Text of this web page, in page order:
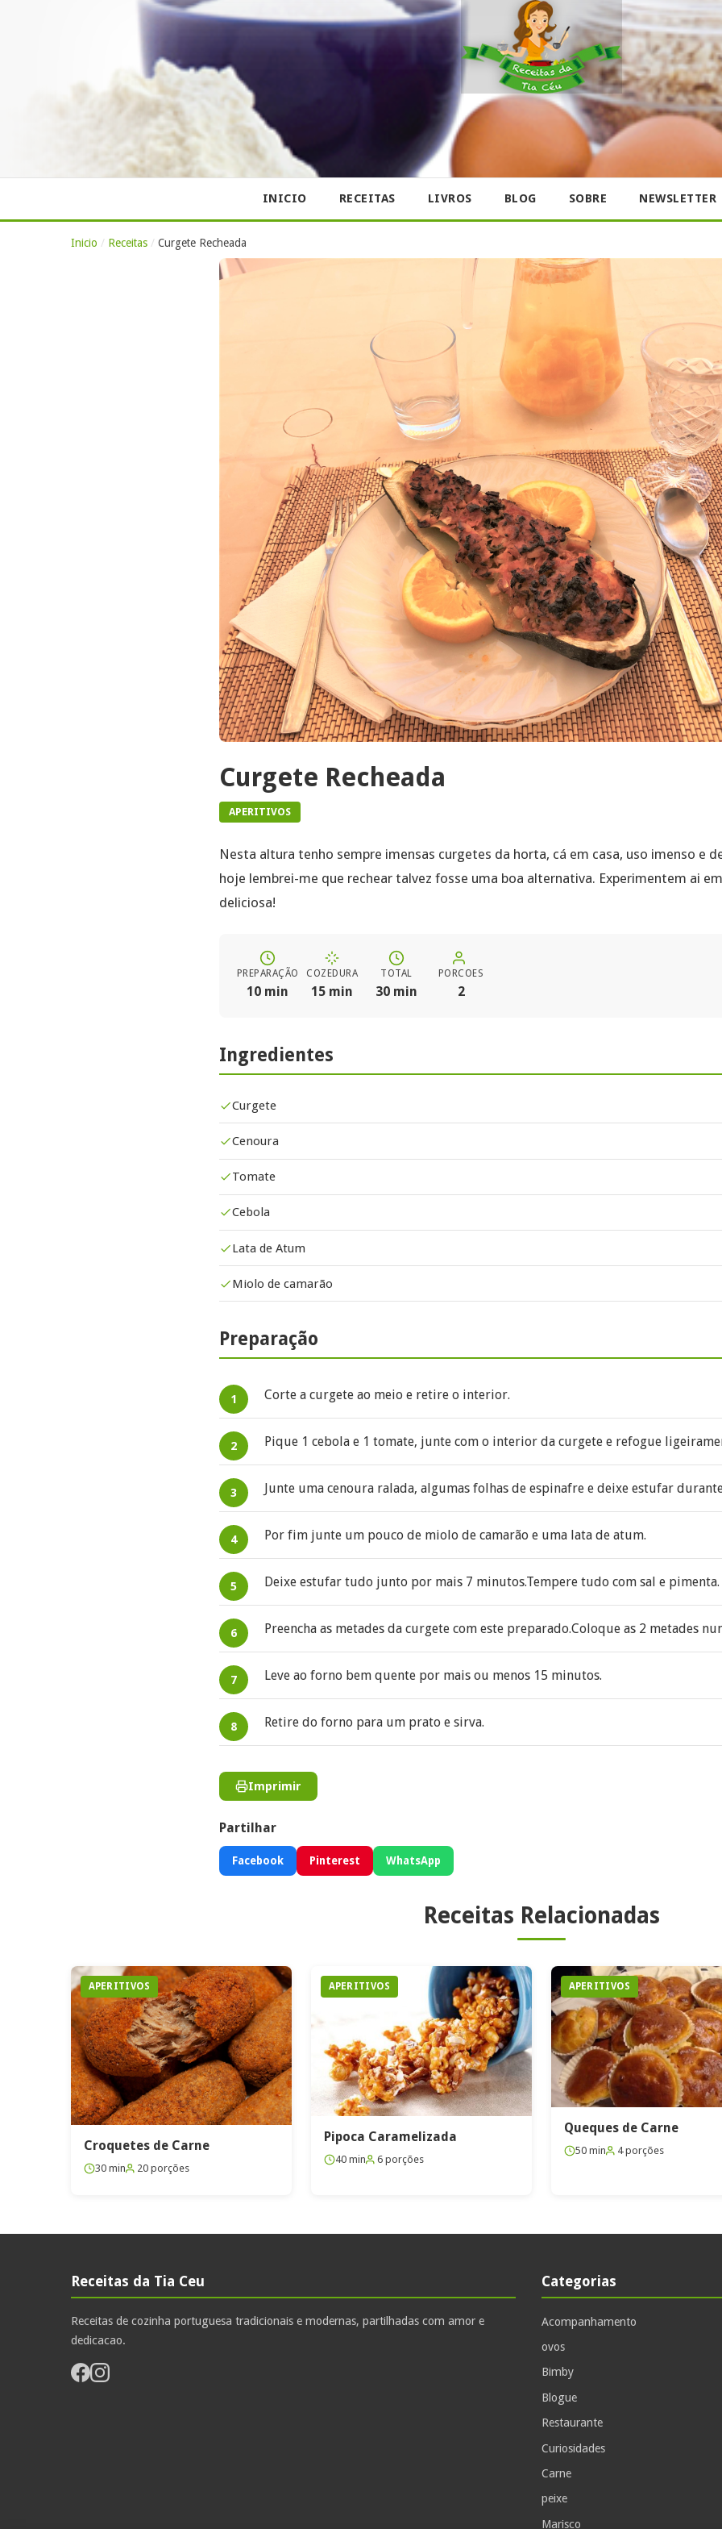
INICIO RECEITAS LIVROS BLOG SOBRE NEWSLETTER
Inicio / Receitas / Curgete Recheada
Curgete Recheada
APERITIVOS
Nesta altura tenho sempre imensas curgetes da horta, cá em casa, uso imenso e
hoje lembrei-me que rechear talvez fosse uma boa alternativa. Experimentem ai
deliciosa!
PREPARAÇÃO
10 min
COZEDURA
15 min
TOTAL
30 min
PORCOES
2
Ingredientes
Curgete
Cenoura
Tomate
Cebola
Lata de Atum
Miolo de camarão
Preparação
Corte a curgete ao meio e retire o interior.
Pique 1 cebola e 1 tomate, junte com o interior da curgete e refogue
Junte uma cenoura ralada, algumas folhas de espinafre e deixe estufar
Por fim junte um pouco de miolo de camarão e uma lata de atum.
Deixe estufar tudo junto por mais 7 minutos.Tempere tudo com sal e pimenta.
Preencha as metades da curgete com este preparado.Coloque as 2 metades
Leve ao forno bem quente por mais ou menos 15 minutos.
Retire do forno para um prato e sirva.
Imprimir
Partilhar
Facebook Pinterest WhatsApp
Receitas Relacionadas
APERITIVOS
Croquetes de Carne
30 min 20 porções
APERITIVOS
Pipoca Caramelizada
40 min 6 porções
APERITIVOS
Queques de Carne
50 min 4 porções
Receitas da Tia Ceu
Receitas de cozinha portuguesa tradicionais e modernas, partilhadas com amor e
dedicacao.
Categorias
Acompanhamento
ovos
Bimby
Blogue
Restaurante
Curiosidades
Carne
peixe
Marisco